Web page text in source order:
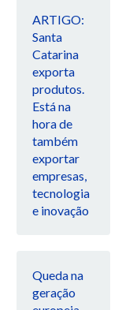
ARTIGO:
Santa
Catarina
exporta
produtos.
Está na
hora de
também
exportar
empresas,
tecnologia
e inovação
Queda na
geração